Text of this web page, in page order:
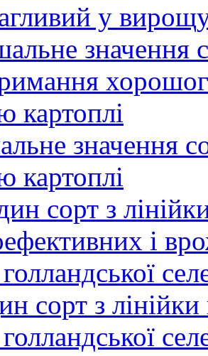
у
значення
картоплі
сорт з
голландської